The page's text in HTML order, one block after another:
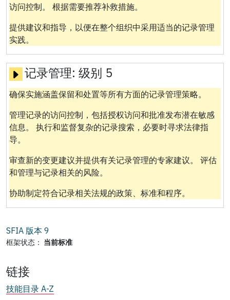
访问控制。 根据需要推荐补救措施。
提供建议和指导，以便在整个组织中采用适当的记录管理
实践。
记录管理: 级别 5
确保实施涵盖保留和处置等所有方面的记录管理策略。
管理记录的访问控制，包括授权访问和批准发布潜在敏感
信息。 执行和监督复杂的记录搜索，必要时寻求法律指
导。
审查新的变更建议并提供有关记录管理的专家建议。 评估
和管理与记录相关的风险。
协助制定符合记录相关法规的政策、标准和程序。
SFIA 版本 9
框架状态： 当前标准
链接
技能目录 A-Z